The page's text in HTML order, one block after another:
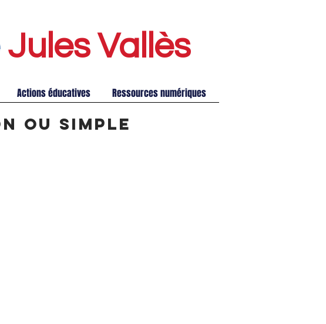
Jules Vallès
Actions éducatives Ressources numériques
ou simple